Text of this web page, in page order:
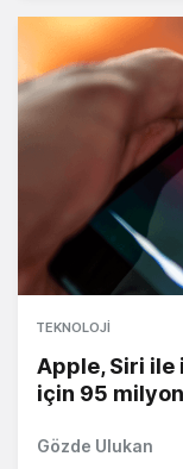
TEKNOLOJI
Apple, Siri ile
için 95
Gözde Ulukan